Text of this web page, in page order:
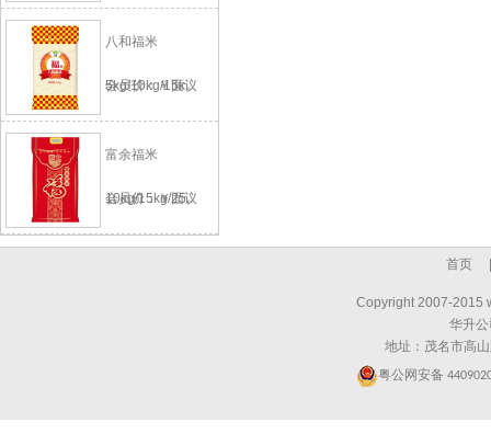
八和福米
5kg/10kg/15k..
会员价：￥面议
富余福米
10kg/15kg/25..
会员价：￥面议
首页
Copyright 2007-2015
华升
地址：茂名市高
粤公网安备